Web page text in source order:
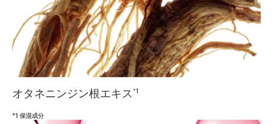
オタネニンジン根エキス *1
*1 保湿成分